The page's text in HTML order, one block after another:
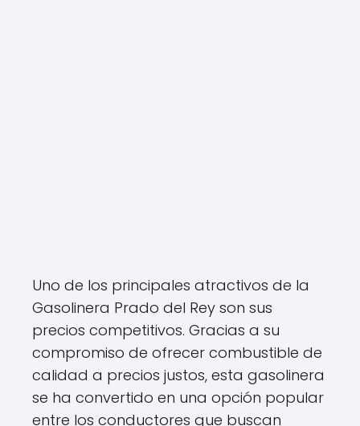
Uno de los principales atractivos de la
Gasolinera Prado del Rey son sus
precios competitivos. Gracias a su
compromiso de ofrecer combustible de
calidad a precios justos, esta gasolinera
se ha convertido en una opción popular
entre los conductores que buscan